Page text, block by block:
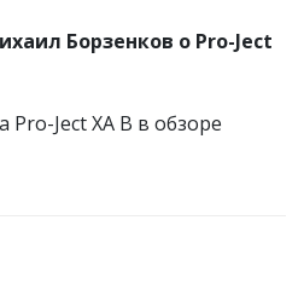
Борзенков о Pro-Ject
Ject XA B в обзоре